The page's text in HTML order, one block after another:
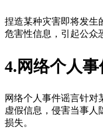
捏造某种灾害即将发生
危害性信息，引起公众
4.网络个人
网络个人事件谣言针对
虚假信息，侵害当事人
损失。